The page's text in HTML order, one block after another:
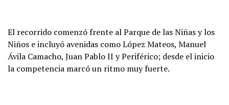
El recorrido comenzó frente al Parque de las Niñas y los
Niños e incluyó avenidas como López Mateos, Manuel
Ávila Camacho, Juan Pablo II y Periférico; desde el inicio
la competencia marcó un ritmo muy fuerte.